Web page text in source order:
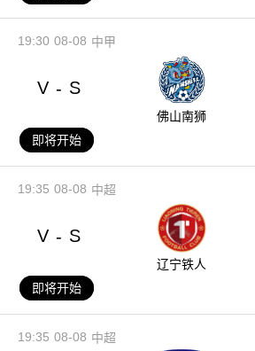
08-08
19:30 中甲
V - S
佛山南狮
即将开始
08-08
19:35 中超
V - S
辽宁铁人
即将开始
08-08
19:35 中超